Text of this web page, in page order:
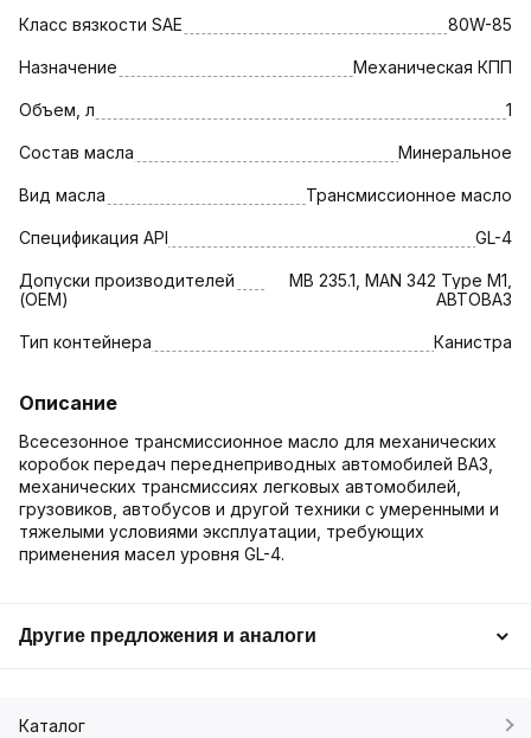
Класс вязкости SAE 80W-85
Назначение Механическая КПП
Объем, л 1
Состав масла Минеральное
Вид масла Трансмиссионное масло
Спецификация API GL-4
Допуски производителей
(OEM)
MB 235.1, MAN 342 Type M1,
АВТОВАЗ
Тип контейнера Канистра
Описание
Всесезонное трансмиссионное масло для механических
коробок передач переднеприводных автомобилей ВАЗ,
механических трансмиссиях легковых автомобилей,
грузовиков, автобусов и другой техники с умеренными и
тяжелыми условиями эксплуатации, требующих
применения масел уровня GL-4.
Другие предложения и аналоги
Каталог